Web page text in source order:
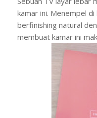
kamar ini. Menempel
berfinishing natural
membuat kamar ini